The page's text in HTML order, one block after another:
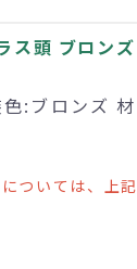
ス頭 ブロン
:ブロンズ
ついては、上